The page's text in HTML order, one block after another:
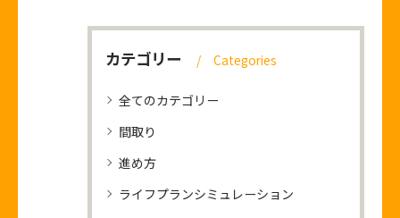
カテゴリー Categories
全てのカテゴリー
間取り
進め方
ライフプランシミュレーション